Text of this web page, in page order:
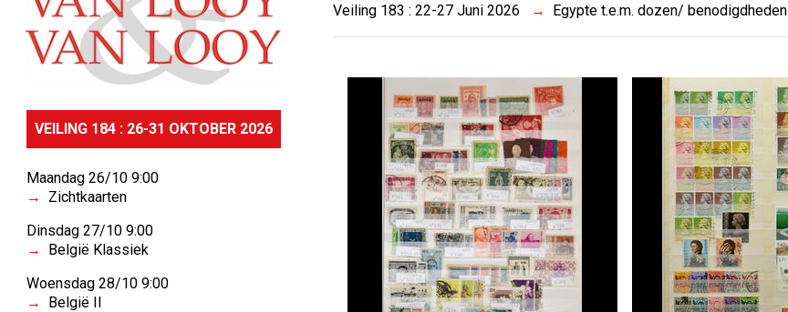
VEILING 184 : 26-31 OKTOBER 2026
Maandag 26/10 9:00
Zichtkaarten
Dinsdag 27/10 9:00
België Klassiek
Woensdag 28/10 9:00
België II
Veiling 183 : 22-27 Juni 2026 Egypte t.e.m. dozen/ benodigdheden